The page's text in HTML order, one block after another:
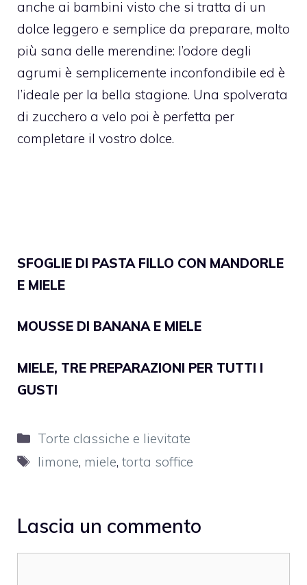
anche ai bambini visto che si tratta di un
dolce leggero e semplice da preparare, molto
più sana delle merendine: l’odore degli
agrumi è semplicemente inconfondibile ed è
l’ideale per la bella stagione. Una spolverata
di zucchero a velo poi è perfetta per
completare il vostro dolce.
SFOGLIE DI PASTA FILLO CON MANDORLE
E MIELE
MOUSSE DI BANANA E MIELE
MIELE, TRE PREPARAZIONI PER TUTTI I
GUSTI
Categorie
Torte classiche e lievitate
Tag
limone, miele,torta soffice
Lascia un commento